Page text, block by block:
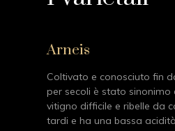
Arneis
Coltivato e conosciuto fin
per secoli è stato sinonimo
vitigno difficile e ribelle da
tardi e ha una bassa